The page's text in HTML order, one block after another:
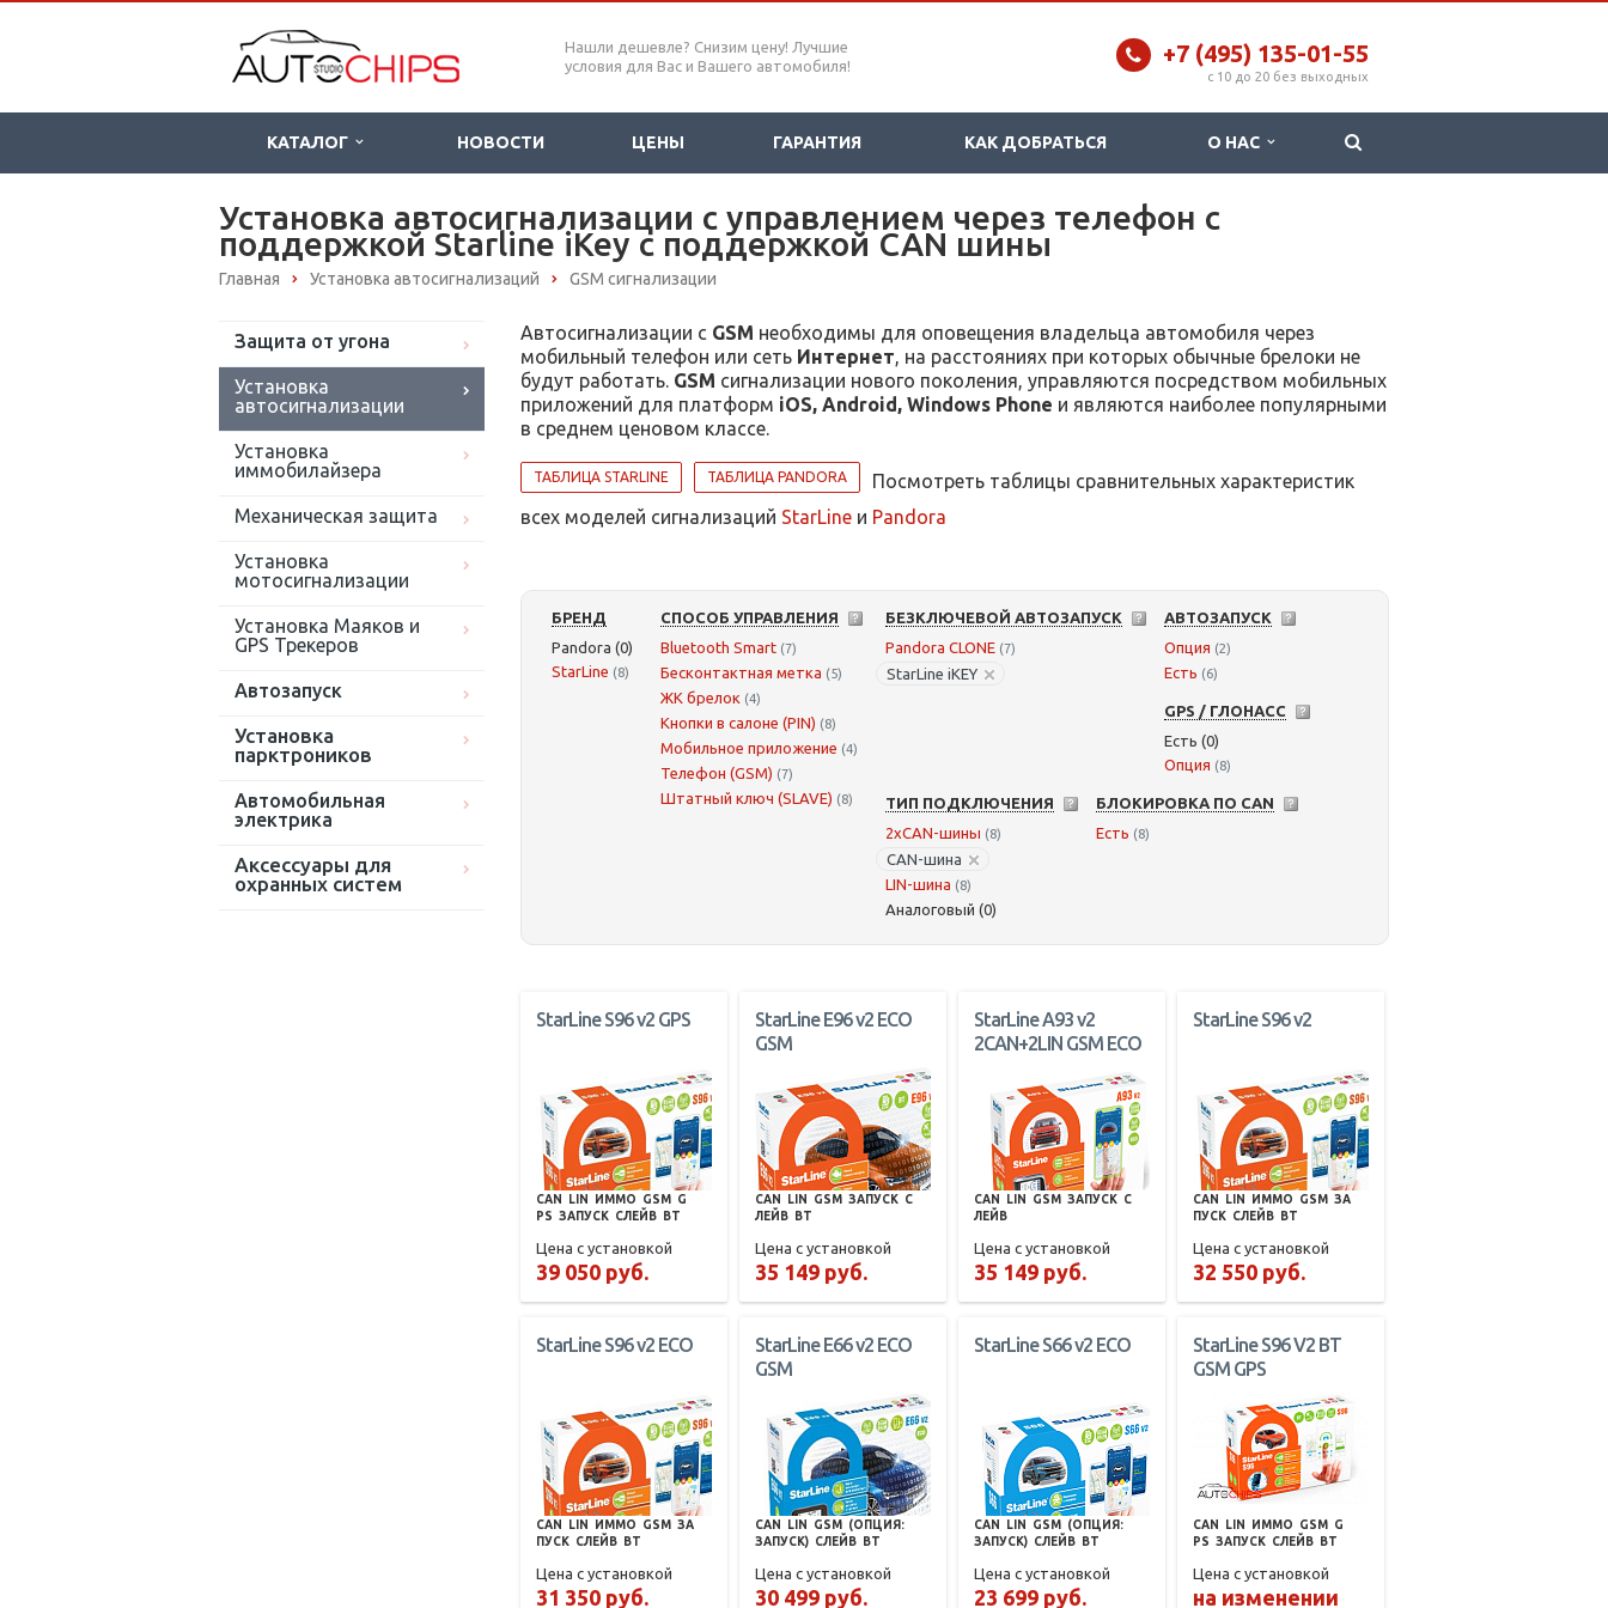
Нашли дешевле? Снизим цену! Лучшие
условия для Вас и Вашего автомобиля!
+7 (495) 135-01-55
c 10 до 20 без выходных
КАТАЛОГ НОВОСТИ ЦЕНЫ ГАРАНТИЯ КАК ДОБРАТЬСЯ О НАС
Установка автосигнализации с управлением через телефон с
поддержкой Starline iKey с поддержкой CAN шины
Главная Установка автосигнализаций GSM сигнализации
Защита от угона
Установка
автосигнализации
Установка
иммобилайзера
Механическая защита
Установка
мотосигнализации
Установка Маяков и
GPS Трекеров
Автозапуск
Установка
парктроников
Автомобильная
электрика
Аксессуары для
охранных систем
Автосигнализации с GSM необходимы для оповещения владельца автомобиля через
мобильный телефон или сеть Интернет, на расстояниях при которых обычные брелоки не
будут работать. GSM сигнализации нового поколения, управляются посредством мобильных
приложений для платформ iOS, Android, Windows Phone и являются наиболее популярными
в среднем ценовом классе.
ТАБЛИЦА STARLINE ТАБЛИЦА PANDORA
Посмотреть таблицы сравнительных характеристик
всех моделей сигнализаций StarLine и Pandora
БРЕНД
Pandora (0)
StarLine (8)
СПОСОБ УПРАВЛЕНИЯ
Bluetooth Smart (7)
Бесконтактная метка (5)
ЖК брелок (4)
Кнопки в салоне (PIN) (8)
Мобильное приложение (4)
Телефон (GSM) (7)
Штатный ключ (SLAVE) (8)
БЕЗКЛЮЧЕВОЙ АВТОЗАПУСК
Pandora CLONE (7)
StarLine iKEY
АВТОЗАПУСК
Опция (2)
Есть (6)
GPS / ГЛОНАСС
Есть (0)
Опция (8)
ТИП ПОДКЛЮЧЕНИЯ
2xCAN-шины (8)
CAN-шина
LIN-шина (8)
Аналоговый (0)
БЛОКИРОВКА ПО CAN
Есть (8)
StarLine S96 v2 GPS
CAN LIN ИММО GSM G
PS ЗАПУСК СЛЕЙВ BT
Цена с установкой
39 050 руб.
StarLine E96 v2 ECO
GSM
CAN LIN GSM ЗАПУСК С
ЛЕЙВ
BT
Цена с установкой
35 149 руб.
StarLine A93 v2
2CAN+2LIN GSM ECO
CAN LIN GSM ЗАПУСК С
ЛЕЙВ
Цена с установкой
35 149 руб.
StarLine S96 v2
CAN LIN ИММО GSM ЗА
ПУСК СЛЕЙВ BT
Цена с установкой
32 550 руб.
StarLine S96 v2 ECO
CAN LIN ИММО GSM ЗА
ПУСК СЛЕЙВ BT
Цена с установкой
31 350 руб.
StarLine E66 v2 ECO
GSM
CAN LIN GSM (ОПЦИЯ:
ЗАПУСК) СЛЕЙВ BT
Цена с установкой
30 499 руб.
StarLine S66 v2 ECO
CAN LIN GSM (ОПЦИЯ:
ЗАПУСК) СЛЕЙВ BT
Цена с установкой
23 699 руб.
StarLine S96 V2 BT
GSM GPS
CAN LIN ИММО GSM G
PS ЗАПУСК СЛЕЙВ BT
Цена с установкой
на изменении